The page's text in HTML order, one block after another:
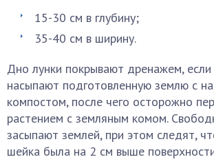
15-30 см в глубину;
35-40 см в ширину.
Дно лунки покрывают дренажем,
насыпают подготовленную землю с
компостом, после чего осторожно
растением с земляным комом.
засыпают землей, при этом следят,
шейка была на 2 см выше